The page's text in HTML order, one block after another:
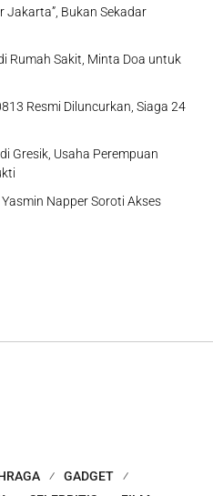
Jakarta”, Bukan Sekadar
Rumah Sakit, Minta Doa untuk
Resmi Diluncurkan, Siaga 24
Gresik, Usaha Perempuan
Napper Soroti Akses
GADGET